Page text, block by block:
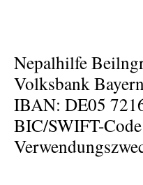
Nepalhilfe
Volksbank
IBAN: DE05
BIC/SWIFT-